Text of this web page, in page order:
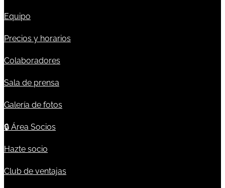
Equipo
Precios y horarios
Colaboradores
Sala de prensa
Galería de fotos
🔒 Área Socios
Hazte socio
Club de ventajas